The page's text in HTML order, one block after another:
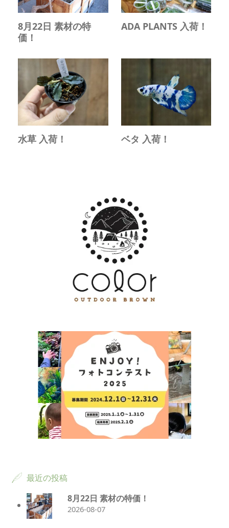
8月22日 素材の特
価！
ADA PLANTS 入荷！
水草 入荷！ ベタ 入荷！
最近の投稿
8月22日 素材の特価！
2026-08-07